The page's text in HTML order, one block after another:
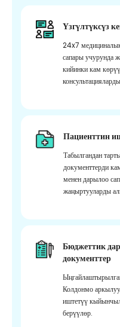
Үзгүлтүксүз
24x7
сапары учурунда
кийинки кам
Пациенттин
Табылгандан
документтерди
менен дарылоо
жаңыртууларды
Бюджеттик
документтер
Колдонмо
иштетүү
берүүлөр.